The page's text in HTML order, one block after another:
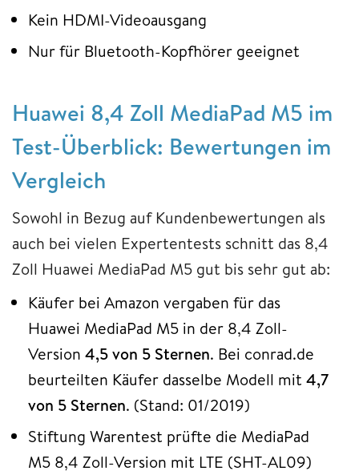
Kein HDMI-Videoausgang
Nur für Bluetooth-Kopfhörer geeignet
Huawei 8,4 Zoll MediaPad M5 im
Test-Überblick: Bewertungen im
Vergleich
Sowohl in Bezug auf Kundenbewertungen als
auch bei vielen Expertentests schnitt das 8,4
Zoll Huawei MediaPad M5 gut bis sehr gut ab:
Käufer bei Amazon vergaben für das
Huawei MediaPad M5 in der 8,4 Zoll-
Version 4,5 von 5 Sternen. Bei conrad.de
beurteilten Käufer dasselbe Modell mit 4,7
von 5 Sternen. (Stand: 01/2019)
Stiftung Warentest prüfte die MediaPad
M5 8,4 Zoll-Version mit LTE (SHT-AL09)